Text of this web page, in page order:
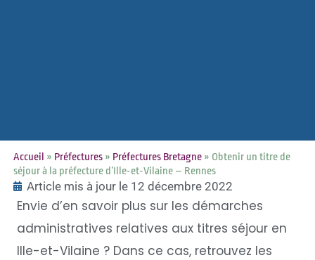
Accueil » Préfectures» Préfectures Bretagne» Obtenir un titre de
séjour à la préfecture d’Ille-et-Vilaine – Rennes
Article mis à jour le 12 décembre 2022
Envie d’en savoir plus sur les démarches
administratives relatives aux titres séjour en
Ille-et-Vilaine ? Dans ce cas, retrouvez les